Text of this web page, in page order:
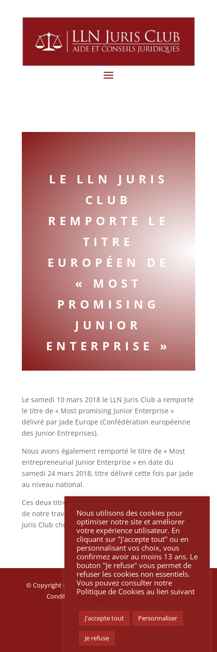
LE LLN JURIS
CLUB
REMPORTE LE
TITRE
EUROPÉEN DE
« MOST
PROMISING
JUNIOR
ENTERPRISE »
Le samedi 10 mars 2018 le LLN Juris Club a remporté
le titre de « Most promising Junior Enterprise »
délivré par Jade Europe (Confédération européenne
des Junior-Entreprises).
Nous avons également remporté le titre de « Most
entrepreneurial Junior Enterprise » en date du
samedi 24 mars 2018, titre délivré cette fois par Jade
au niveau national.
Ces deux titres constituent une belle reconnaissance
de notre travail et du potentiel du projet que le LLN
Juris Club cherche à mener depuis 2 ans déjà.
© Copyright – 2025 LLN Juris Club |Charte de vie privée
Conditions générales –Politique de cookies
Nous utilisons des cookies pour
optimiser notre site et améliorer
votre expérience utilisateur. En
cliquant sur "J'accepte tout" ou en
personnalisant vos choix, vous
confirmez avoir au moins 13 ans. Le
bouton "Je refuse" vous permet de
refuser les cookies non essentiels.
Vous pouvez consulter notre
Politique de Cookies au lien suivant
J'accepte tout Personnaliser
Je refuse